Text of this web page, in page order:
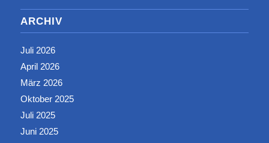
ARCHIV
Juli 2026
April 2026
März 2026
Oktober 2025
Juli 2025
Juni 2025